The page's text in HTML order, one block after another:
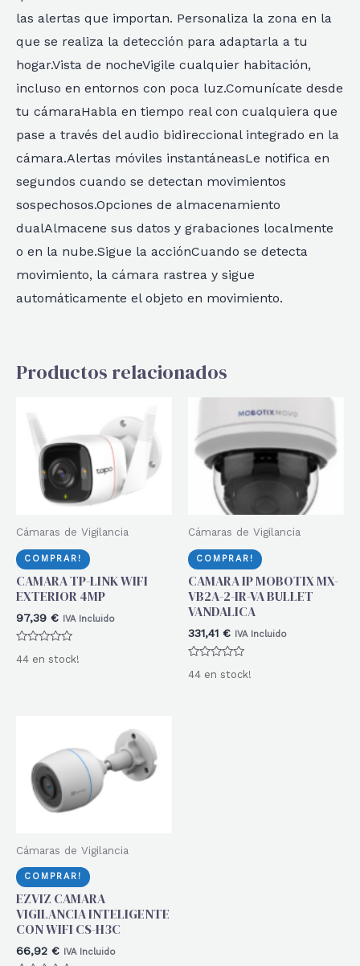
las alertas que importan. Personaliza la zona en la
que se realiza la detección para adaptarla a tu
hogar.Vista de nocheVigile cualquier habitación,
incluso en entornos con poca luz.Comunícate desde
tu cámaraHabla en tiempo real con cualquiera que
pase a través del audio bidireccional integrado en la
cámara.Alertas móviles instantáneasLe notifica en
segundos cuando se detectan movimientos
sospechosos.Opciones de almacenamiento
dualAlmacene sus datos y grabaciones localmente
o en la nube.Sigue la acciónCuando se detecta
movimiento, la cámara rastrea y sigue
automáticamente el objeto en movimiento.
Productos relacionados
Cámaras de Vigilancia
COMPRAR!
CAMARA TP-LINK WIFI
EXTERIOR 4MP
97,39 € IVA Incluido
con
44 en stock!
Cámaras de Vigilancia
COMPRAR!
CAMARA IP MOBOTIX MX-
VB2A-2-IR-VA BULLET
VANDALICA
331,41 € IVA Incluido
con
44 en stock!
Cámaras de Vigilancia
COMPRAR!
EZVIZ CAMARA
VIGILANCIA INTELIGENTE
CON WIFI CS-H3C
66,92 € IVA Incluido